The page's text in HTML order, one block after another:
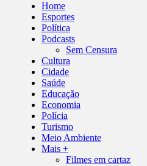
Home
Esportes
Política
Podcasts
Sem Censura
Cultura
Cidade
Saúde
Educação
Economia
Polícia
Turismo
Meio Ambiente
Mais +
Filmes em cartaz